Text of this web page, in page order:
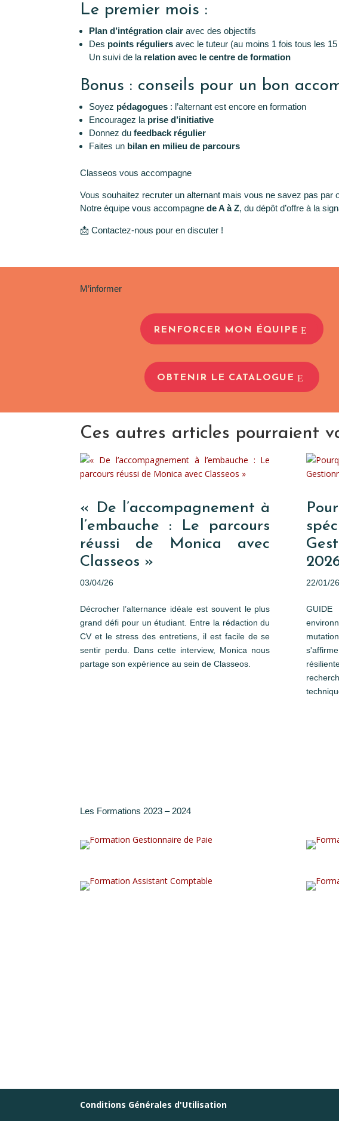
Le premier mois :
Plan d’intégration clair avec des objectifs
Des points réguliers avec le tuteur (au moins 1 fois tous les 15
Un suivi de la relation avec le centre de formation
Bonus : conseils pour un bon
Soyez pédagogues : l’alternant est encore en formation
Encouragez la prise d’initiative
Donnez dufeedback régulier
Faites un bilan en milieu de parcours
Classeos vous accompagne
Vous souhaitez recruter un alternant mais vous ne savez pas par
Notre équipe vous accompagnede A à Z, du dépôt d’offre à la
📩 Contactez-nous pour en discuter !
M’informer
RENFORCER MON ÉQUIPE
OBTENIR LE CATALOGUE
Ces autres articles pourraient
« De l’accompagnement à
l’embauche : Le parcours
réussi de Monica avec
Classeos »
03/04/26
Décrocher l’alternance idéale est souvent le plus
grand défi pour un étudiant. Entre la rédaction du
CV et le stress des entretiens, il est facile de se
sentir perdu. Dans cette interview, Monica nous
partage son expérience au sein de Classeos.
22/01/26
GUIDE
Les Formations 2023 – 2024
Conditions Générales d'Utilisation